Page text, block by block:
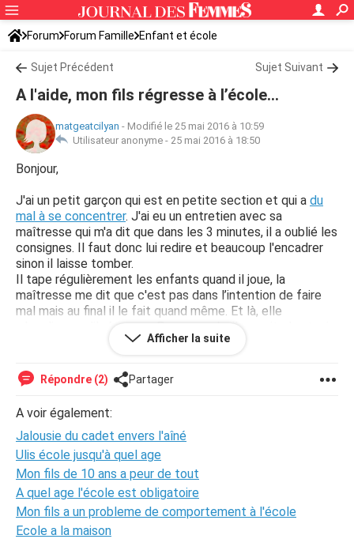
Forum Forum Famille Enfant et école
Sujet Précédent Sujet Suivant
A l'aide, mon fils régresse à l’école...
matgeatcilyan - Modifié le 25 mai 2016 à 10:59
Utilisateur anonyme - 25 mai 2016 à 18:50
Bonjour,
J'ai un petit garçon qui est en petite section et qui a du
mal à se concentrer. J'ai eu un entretien avec sa
maîtresse qui m'a dit que dans les 3 minutes, il a oublié les
consignes. Il faut donc lui redire et beaucoup l'encadrer
sinon il laisse tomber.
Il tape régulièrement les enfants quand il joue, la
maîtresse me dit que c'est pas dans l’intention de faire
mal mais au final il le fait quand même. Et là, elle
m'explique qu'il régresse. Par exemple, il ne sait plus tenir
son crayon. Elle me conseille donc de voir une psy.
couvé, nous nous en rendons compte. Il a un petit frère
qui vient d'avoir 1 an qui a eu besoin de beaucoup
d'attention. C'est vrai qu'avant la
écoutait, était sage et que depuis quelques temps, il
n’écoute pas à la maison. Il faut lui répéter plusieurs fois
avant qu'il le fasse et il faut tout lui faire.
Est-ce possible que ce soit de la jalousie envers son frère
?
Comme tout parent, on s’inquiète énormément. Si
quelqu’un a des réponses...
Afficher la suite
Répondre (2) Partager
A voir également:
Jalousie du cadet envers l'aîné
Ulis école jusqu'à quel age
Mon fils de 10 ans a peur de tout
A quel age l'école est obligatoire
Mon fils a un probleme de comportement à l'école
Ecole a la maison